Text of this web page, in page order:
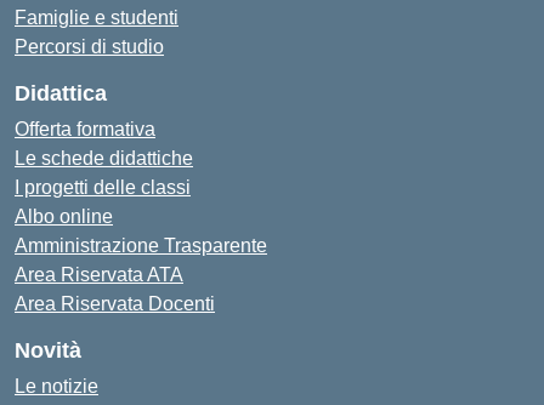
Famiglie e studenti
Percorsi di studio
Didattica
Offerta formativa
Le schede didattiche
I progetti delle classi
Albo online
Amministrazione Trasparente
Area Riservata ATA
Area Riservata Docenti
Novità
Le notizie